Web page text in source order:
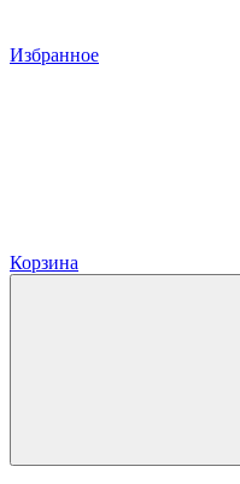
Избранное
Корзина